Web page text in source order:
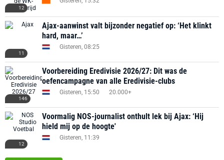
12
11
Ajax-aanwinst valt bijzonder negatief op: ‘Het klinkt
hard, maar…’
Gisteren, 08:25
146
Voorbereiding Eredivisie 2026/27: Dit was de
oefencampagne van alle Eredivisie-clubs
Gisteren, 15:50 20.000+
12
Voormalig NOS-journalist onthult lek bij Ajax: ‘Hij
hield mij op de hoogte'
Gisteren, 11:39